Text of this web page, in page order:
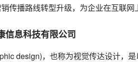
传播路线转型升级，为企业在互联网
息科技有限公司
design)，也称为视觉传达设计，